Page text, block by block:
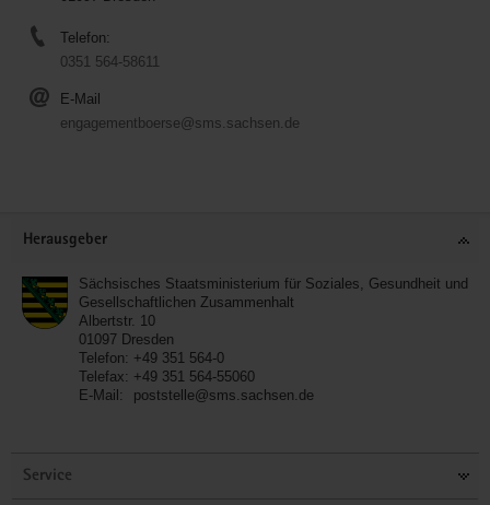
Telefon:
0351 564-58611
E-Mail
engagementboerse@sms.sachsen.de
Herausgeber
Sächsisches Staatsministerium für Soziales, Gesundheit und
Gesellschaftlichen Zusammenhalt
Albertstr. 10
01097 Dresden
Telefon: +49 351 564-0
Telefax: +49 351 564-55060
E-Mail:
poststelle@sms.sachsen.de
Service